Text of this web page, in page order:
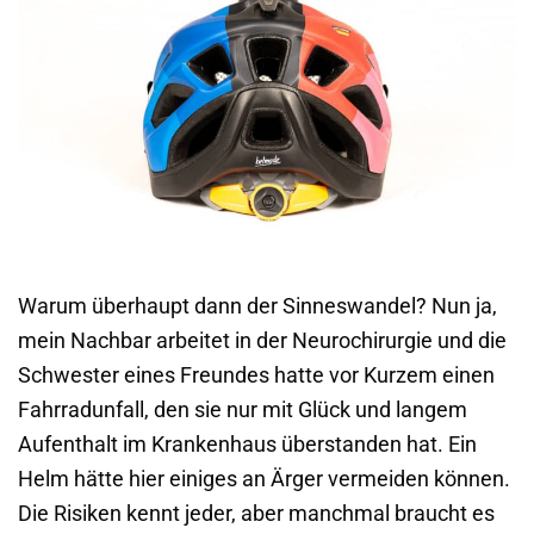
Warum überhaupt dann der Sinneswandel? Nun ja,
mein Nachbar arbeitet in der Neurochirurgie und die
Schwester eines Freundes hatte vor Kurzem einen
Fahrradunfall, den sie nur mit Glück und langem
Aufenthalt im Krankenhaus überstanden hat. Ein
Helm hätte hier einiges an Ärger vermeiden können.
Die Risiken kennt jeder, aber manchmal braucht es